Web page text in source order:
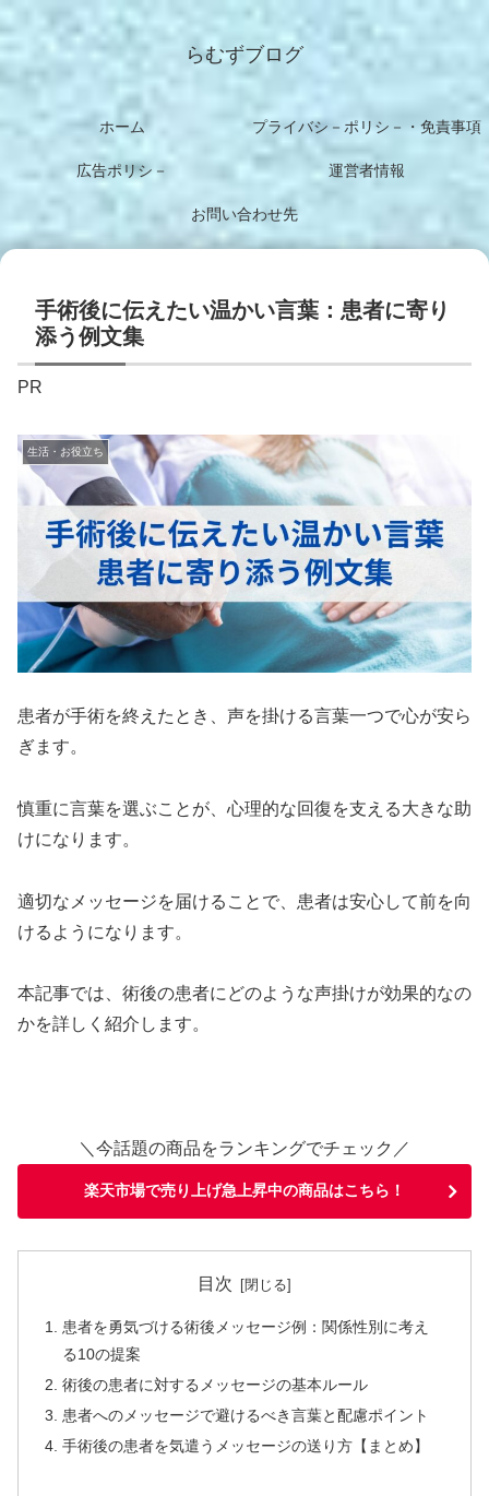
らむずブログ
ホーム プライバシ－ポリシ－・免責事項
広告ポリシ－ 運営者情報
お問い合わせ先
手術後に伝えたい温かい言葉：患者に寄り
添う例文集
PR
生活・お役立ち
患者が手術を終えたとき、声を掛ける言葉一つで心が安ら
ぎます。
慎重に言葉を選ぶことが、心理的な回復を支える大きな助
けになります。
適切なメッセージを届けることで、患者は安心して前を向
けるようになります。
本記事では、術後の患者にどのような声掛けが効果的なの
かを詳しく紹介します。
＼今話題の商品をランキングでチェック／
楽天市場で売り上げ急上昇中の商品はこちら！
目次
患者を勇気づける術後メッセージ例：関係性別に考え
る10の提案
術後の患者に対するメッセージの基本ルール
患者へのメッセージで避けるべき言葉と配慮ポイント
手術後の患者を気遣うメッセージの送り方【まとめ】